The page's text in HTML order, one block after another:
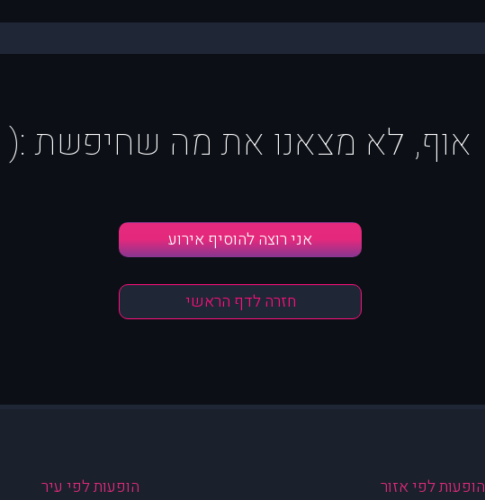
אוף, לא מצאנו את מה שחיפשת :(
אני רוצה להוסיף אירוע
חזרה לדף הראשי
הופעות לפי אזור הופעות לפי עיר